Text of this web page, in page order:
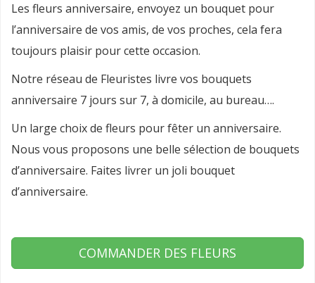
Les fleurs anniversaire, envoyez un bouquet pour
l’anniversaire de vos amis, de vos proches, cela fera
toujours plaisir pour cette occasion.
Notre réseau de Fleuristes livre vos bouquets
anniversaire 7 jours sur 7, à domicile, au bureau….
Un large choix de fleurs pour fêter un anniversaire.
Nous vous proposons une belle sélection de bouquets
d’anniversaire. Faites livrer un joli bouquet
d’anniversaire.
COMMANDER DES FLEURS